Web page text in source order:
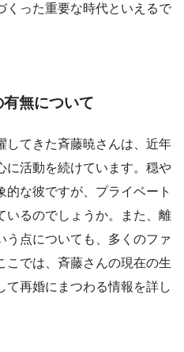
くった重要な時代といえるで
無について
してきた斉藤暁さんは、近年
に活動を続けています。穏や
な彼ですが、プライベート
いるのでしょうか。また、離
う点についても、多くのファ
こでは、斉藤さんの現在の生
て再婚にまつわる情報を詳し